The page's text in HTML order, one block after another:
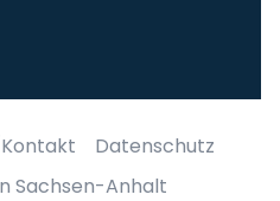
Datenschutz
Sachsen-Anhalt